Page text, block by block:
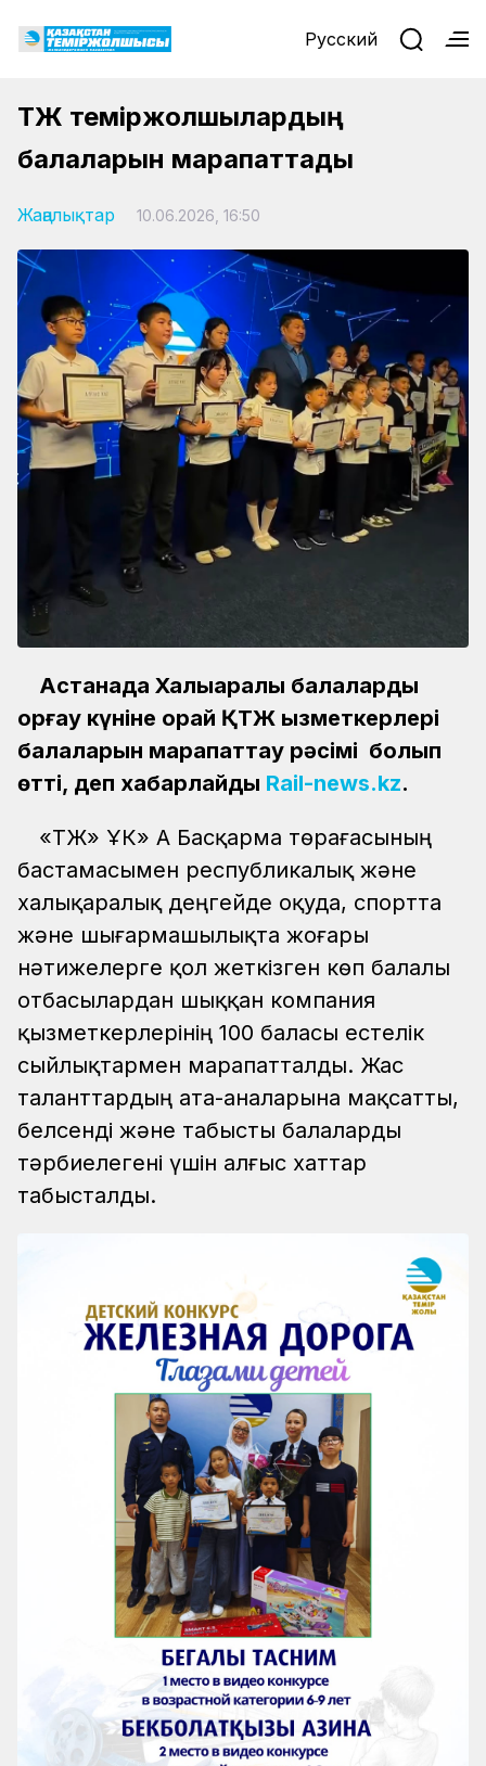
Русский
ҚТЖ теміржолшылардың
балаларын марапаттады
Жаңалықтар 10.06.2026, 16:50
Астанада Халықаралық балаларды
қорғау күніне орай ҚТЖ қызметкерлері
балаларын марапаттау рәсімі болып
өтті, деп хабарлайды Rail-news.kz.
«ҚТЖ» ҰК» АҚ Басқарма төрағасының
бастамасымен республикалық және
халықаралық деңгейде оқуда, спортта
және шығармашылықта жоғары
нәтижелерге қол жеткізген көп балалы
отбасылардан шыққан компания
қызметкерлерінің 100 баласы естелік
сыйлықтармен марапатталды. Жас
таланттардың ата-аналарына мақсатты,
белсенді және табысты балаларды
тәрбиелегені үшін алғыс хаттар
табысталды.